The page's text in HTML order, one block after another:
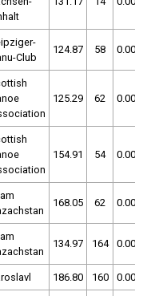
Club
124.87 58 0.00
125.29 62 0.00
154.91 54 0.00
168.05 62 0.00
134.97 164 0.00
186.80 160 0.00